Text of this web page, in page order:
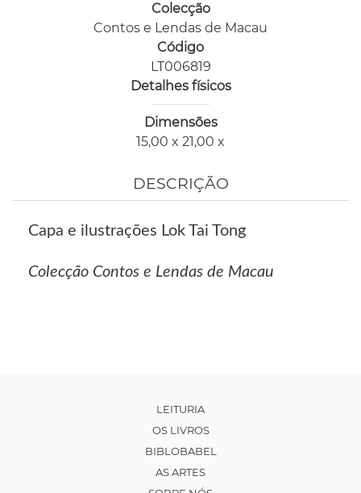
Colecção
Contos e Lendas de Macau
Código
LT006819
Detalhes físicos
Dimensões
15,00 x 21,00 x
DESCRIÇÃO
Capa e ilustrações Lok Tai Tong
Colecção Contos e Lendas de Macau
LEITURIA
OS LIVROS
BIBLOBABEL
AS ARTES